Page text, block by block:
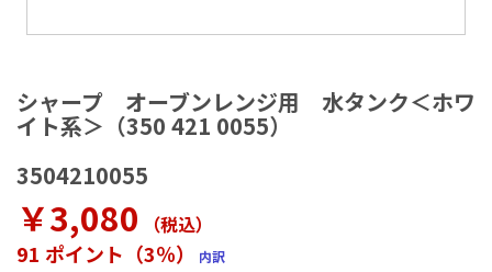
シャープ オーブンレンジ用 水タンク＜ホワ
イト系＞（350 421 0055）
3504210055
￥3,080 （税込）
91 ポイント（3％） 内訳
メ
ー
ジ
ャ
リ
ー
の